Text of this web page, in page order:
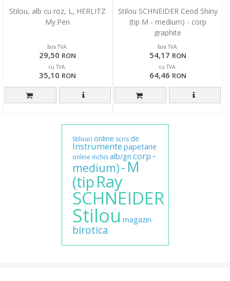
Stilou, alb cu roz, L, HERLITZ
My.Pen
fara TVA:
29,50 RON
cu TVA:
35,10 RON
Stilou SCHNEIDER Ceod Shiny
(tip M - medium) - corp
graphite
fara TVA:
54,17 RON
cu TVA:
64,46 RON
Stilouri online scris de
Instrumente papetarie
online inchis alb/gri corp -
medium)-M
(tipRay
SCHNEIDER
Stilou magazin
birotica